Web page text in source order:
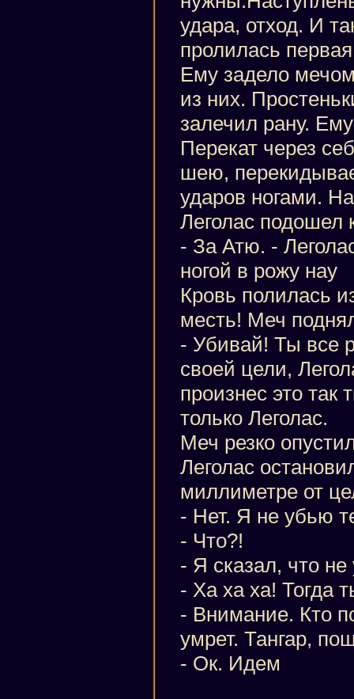
удара, отход. И
пролилась
Ему задело
из них.
залечил рану.
Перекат через
шею,
ударов ногами.
Леголас подошел
- За Атю. -
ногой в рожу нау
Кровь полилась
месть! Меч
- Убивай! Ты все
своей цели,
произнес это так
только Леголас.
Меч резко
Леголас
миллиметре от
- Нет. Я не убью
- Что?!
- Я сказал, что
- Ха ха ха! Тогда
- Внимание. Кто
умрет. Тангар,
- Ок. Идем